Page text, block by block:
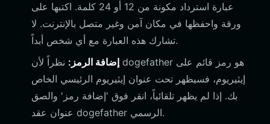
عبارة استرداد مكونة من 12 أو 24 كلمة. اكتبها على
ورقة واحفظها في مكان آمن وغير متصل بالإنترنت. لا
تشارك هذه العبارة مع أي شخص أبداً.
إضافة الرمز: نظراً لأن dogefather هو رمز قائم على
إيثيريوم، فسيظهر تحت عنوان إيثيريوم الرئيسي الخاص
بك. إذا لم يظهر تلقائياً، انقر فوق 'إضافة رمز' والصق
عنوان عقد dogefather الرسمي.